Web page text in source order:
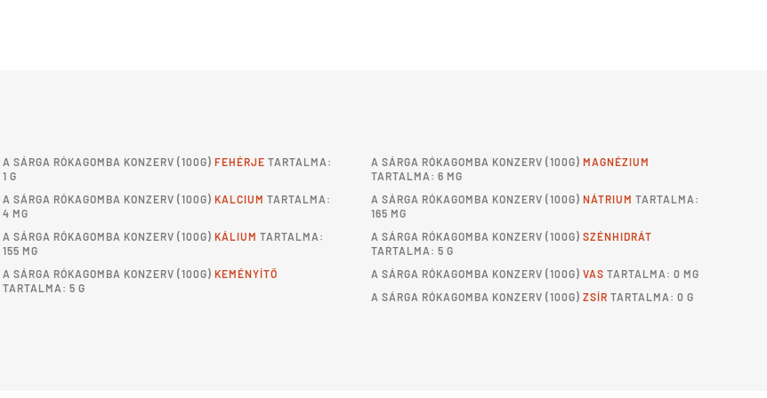
ASÁRGA RÓKAGOMBA KONZERV (100G)FEHÉRJE TARTALMA:
1 G
ASÁRGA RÓKAGOMBA KONZERV (100G)KALCIUM TARTALMA:
4 MG
ASÁRGA RÓKAGOMBA KONZERV (100G)KÁLIUM TARTALMA:
155 MG
ASÁRGA RÓKAGOMBA KONZERV (100G)KEMÉNYÍTŐ
TARTALMA: 5 G
A SÁRGA RÓKAGOMBA KONZERV (100G) MAGNÉZIUM
TARTALMA: 6 MG
A SÁRGA RÓKAGOMBA KONZERV (100G) NÁTRIUM TARTALMA:
165 MG
A SÁRGA RÓKAGOMBA KONZERV (100G) SZÉNHIDRÁT
TARTALMA: 5 G
A SÁRGA RÓKAGOMBA KONZERV (100G) VAS TARTALMA: 0 MG
A SÁRGA RÓKAGOMBA KONZERV (100G) ZSÍR TARTALMA: 0 G